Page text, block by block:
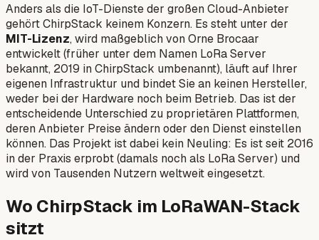
Anders als die IoT-Dienste der großen Cloud-Anbieter
gehört ChirpStack keinem Konzern. Es steht unter der
MIT-Lizenz, wird maßgeblich von Orne Brocaar
entwickelt (früher unter dem Namen LoRa Server
bekannt, 2019 in ChirpStack umbenannt), läuft auf Ihrer
eigenen Infrastruktur und bindet Sie an keinen Hersteller,
weder bei der Hardware noch beim Betrieb. Das ist der
entscheidende Unterschied zu proprietären Plattformen,
deren Anbieter Preise ändern oder den Dienst einstellen
können. Das Projekt ist dabei kein Neuling: Es ist seit 2016
in der Praxis erprobt (damals noch als LoRa Server) und
wird von Tausenden Nutzern weltweit eingesetzt.
Wo ChirpStack im LoRaWAN-Stack
sitzt